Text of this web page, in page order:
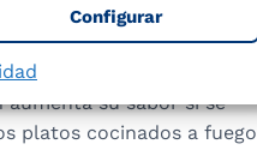
Configurar
pavo resulte menos
leche y unas gotas de
su sabor si se
platos cocinados a fuego